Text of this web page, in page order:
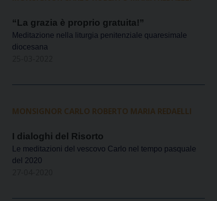
“La grazia è proprio gratuita!”
Meditazione nella liturgia penitenziale quaresimale
diocesana
MONSIGNOR CARLO ROBERTO MARIA REDAELLI
I dialoghi del Risorto
Le meditazioni del vescovo Carlo nel tempo pasquale
del 2020